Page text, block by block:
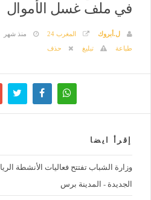
في ملف غسل الأموال
ل.أبروك المغرب 24 منذ شهر
طباعة
تبليغ حذف
إقرأ ايضا
وزارة الشباب تفتتح فعاليات الأنشطة
الجديدة - المدينة برس